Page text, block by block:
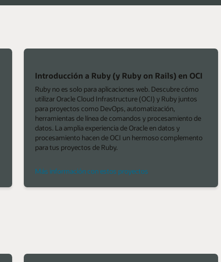
Introducción a Ruby (y Ruby on Rails) en OCI
Ruby no es solo para aplicaciones web. Descubre cómo
utilizar Oracle Cloud Infrastructure (OCI) y Ruby juntos
para proyectos como DevOps, automatización,
herramientas de línea de comandos y procesamiento de
datos. La amplia experiencia de Oracle en datos y
procesamiento hacen de OCI un hermoso complemento
para tus proyectos de Ruby.
Más información con estos proyectos